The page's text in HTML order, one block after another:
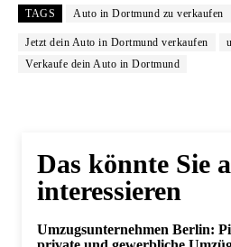
TAGS Auto in Dortmund zu verkaufen
Jetzt dein Auto in Dortmund verkaufen
Verkaufe dein Auto in Dortmund
Das könnte Sie
interessieren
Umzugsunternehmen Berlin: